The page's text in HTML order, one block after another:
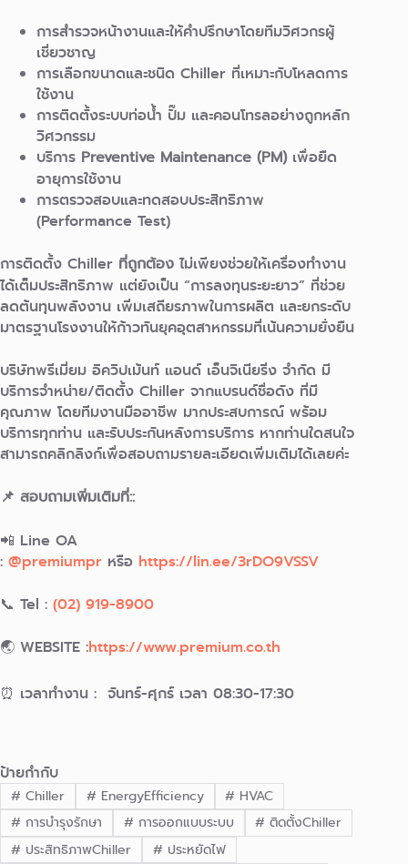
การสำรวจหน้างานและให้คำปรึกษาโดยทีมวิศวกรผู้
เชี่ยวชาญ
การเลือกขนาดและชนิด Chiller ที่เหมาะกับโหลดการ
ใช้งาน
การติดตั้งระบบท่อน้ำ ปั๊ม และคอนโทรลอย่างถูกหลัก
วิศวกรรม
บริการ Preventive Maintenance (PM)เพื่อยืด
อายุการใช้งาน
การตรวจสอบและทดสอบประสิทธิภาพ
(Performance Test)
การติดตั้ง Chiller ที่ถูกต้อง ไม่เพียงช่วยให้เครื่องทำงาน
ได้เต็มประสิทธิภาพ แต่ยังเป็น “การลงทุนระยะยาว” ที่ช่วย
ลดต้นทุนพลังงาน เพิ่มเสถียรภาพในการผลิต และยกระดับ
มาตรฐานโรงงานให้ก้าวทันยุคอุตสาหกรรมที่เน้นความยั่งยืน
บริษัทพรีเมี่ยม อิควิปเม้นท์ แอนด์ เอ็นจิเนียริ่ง จำกัด มี
บริการจำหน่าย/ติดตั้ง Chiller จากแบรนด์ชื่อดัง ที่มี
คุณภาพ โดยทีมงานมืออาชีพ มากประสบการณ์ พร้อม
บริการทุกท่าน และรับประกันหลังการบริการ หากท่านใดสนใจ
สามารถคลิกลิงก์เพื่อสอบถามรายละเอียดเพิ่มเติมได้เลยค่ะ
📌 สอบถามเพิ่มเติมที่::
📲 Line OA
: @premiumpr หรือ https://lin.ee/3rDO9VSSV
📞 Tel : (02) 919-8900
🌏 WEBSITE :https://www.premium.co.th
⏰ เวลาทำงาน : จันทร์-ศุกร์ เวลา 08:30-17:30
ป้ายกำกับ
# Chiller # EnergyEfficiency # HVAC
# การบำรุงรักษา # การออกแบบระบบ # ติดตั้งChiller
# ประสิทธิภาพChiller # ประหยัดไฟ